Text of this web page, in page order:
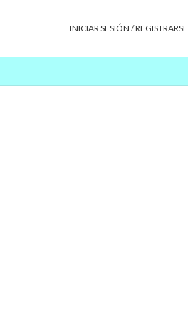
INICIAR SESIÓN / REGISTRARSE